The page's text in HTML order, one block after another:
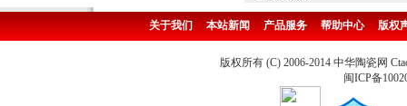
关于我们 本站新闻 产品服务 帮助中心 版权
版权所有 (C) 2006-2014 中华陶瓷网
闽ICP备